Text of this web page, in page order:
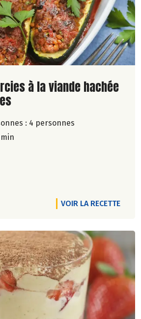
la recette
à la viande hachée
: 4 personnes
VOIR LA RECETTE